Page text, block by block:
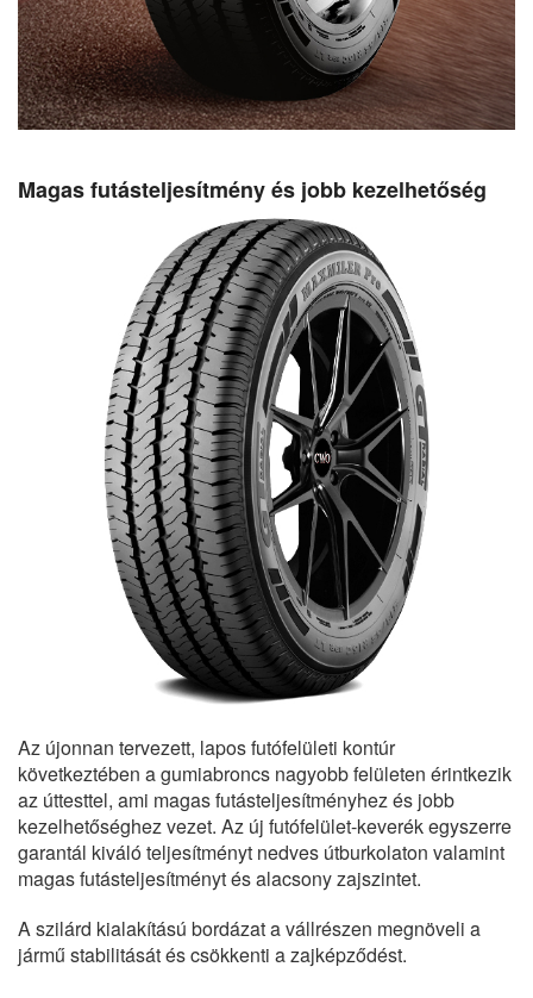
Magas futásteljesítmény és jobb kezelhetőség
Az újonnan tervezett, lapos futófelületi kontúr
következtében a gumiabroncs nagyobb felületen érintkezik
az úttesttel, ami magas futásteljesítményhez és jobb
kezelhetőséghez vezet. Az új futófelület-keverék egyszerre
garantál kiváló teljesítményt nedves útburkolaton valamint
magas futásteljesítményt és alacsony zajszintet.
A szilárd kialakítású bordázat a vállrészen megnöveli a
jármű stabilitását és csökkenti a zajképződést.